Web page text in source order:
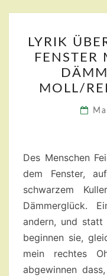
LYRIK
FENSTER
MOLL/
Des Menschen
dem Fenster,
schwarzem
Dämmerglück.
andern, und statt
beginnen sie,
mein rechtes
abgewinnen